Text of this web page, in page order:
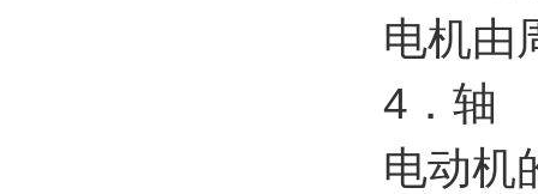
电机由
4．轴
电动机